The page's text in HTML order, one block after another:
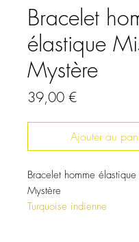
Bracelet
élastique
Mystère
39,00 €Prix
Ajouter au
Bracelet homme
Mystère
Turquoise indienne